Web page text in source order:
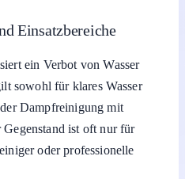
Einsatzbereiche
ein Verbot von Wasser
sowohl für klares Wasser
Dampfreinigung mit
Gegenstand ist oft nur für
oder professionelle